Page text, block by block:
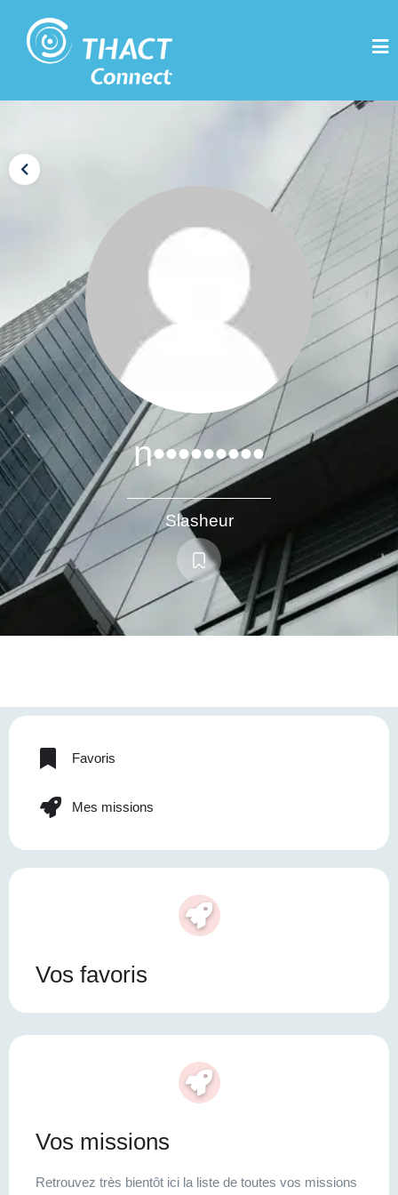
n•••••••••
Slasheur
Favoris
Mes missions
Vos favoris
Vos missions
Retrouvez très bientôt ici la liste de toutes vos missions